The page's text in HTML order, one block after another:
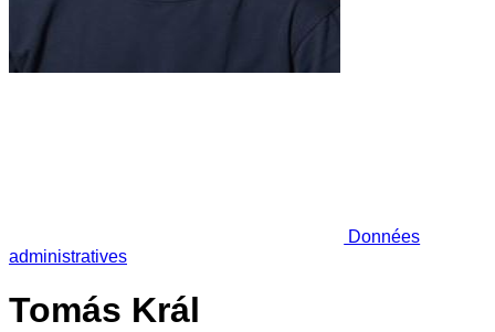
Données
administratives
Tomás Král